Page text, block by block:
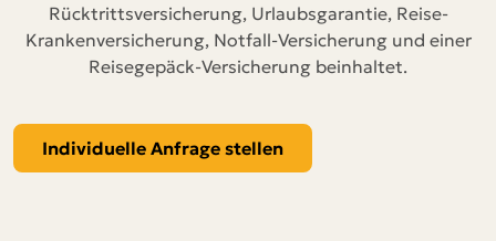
Rücktrittsversicherung, Urlaubsgarantie, Reise-
Krankenversicherung, Notfall-Versicherung und einer
Reisegepäck-Versicherung beinhaltet.
Individuelle Anfrage stellen